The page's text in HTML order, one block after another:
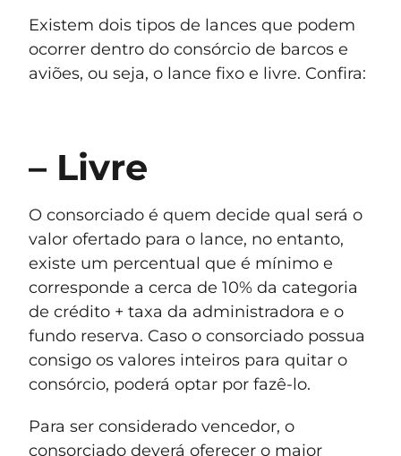
Existem dois tipos de lances que podem
ocorrer dentro do consórcio de barcos e
aviões, ou seja, o lance fixo e livre. Confira:
– Livre
O consorciado é quem decide qual será o
valor ofertado para o lance, no entanto,
existe um percentual que é mínimo e
corresponde a cerca de 10% da categoria
de crédito + taxa da administradora e o
fundo reserva. Caso o consorciado possua
consigo os valores inteiros para quitar o
consórcio, poderá optar por fazê-lo.
Para ser considerado vencedor, o
consorciado deverá oferecer o maior